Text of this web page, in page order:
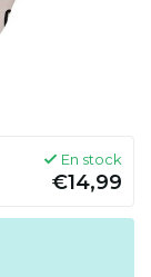
En stock
€14,99